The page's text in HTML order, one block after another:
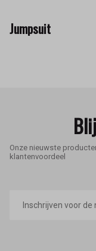
Jumpsuit
Onze nieuwste
klantenvoordeel
mailadres